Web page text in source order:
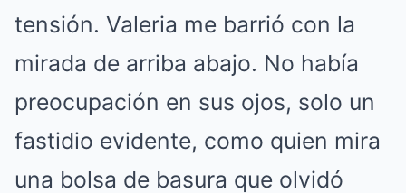
tensión. Valeria me barrió con la
mirada de arriba abajo. No había
preocupación en sus ojos, solo un
fastidio evidente, como quien mira
una bolsa de basura que olvidó